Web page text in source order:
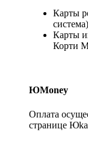
Карты
система)
Карты
Корти
ЮMoney
Оплата
странице